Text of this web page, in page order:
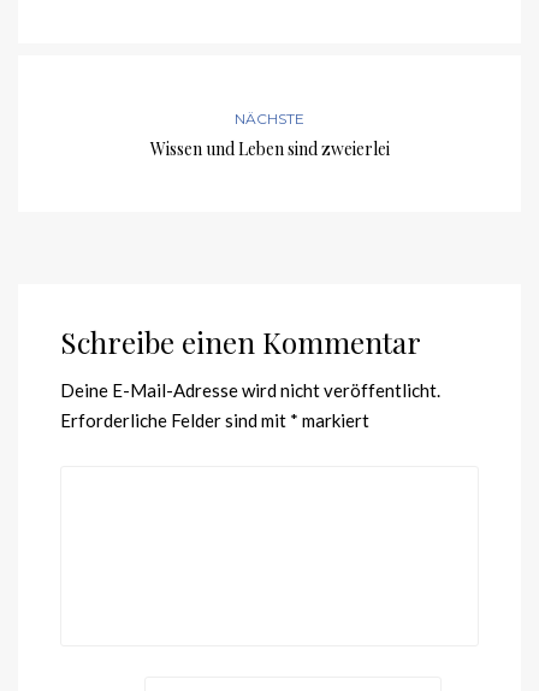
NÄCHSTE
Wissen und Leben sind zweierlei
Schreibe einen Kommentar
Deine E-Mail-Adresse wird nicht veröffentlicht.
Erforderliche Felder sind mit * markiert